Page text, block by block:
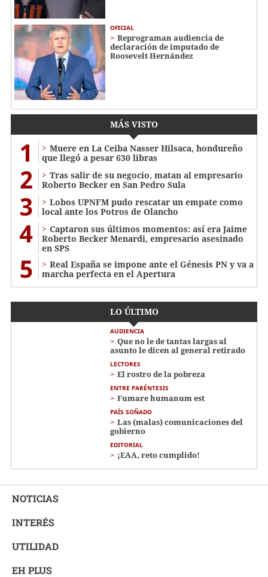
OFICIAL
Reprograman audiencia de
declaración de imputado de
Roosevelt Hernández
MÁS VISTO
1
Muere en La Ceiba Nasser Hilsaca, hondureño
que llegó a pesar 630 libras
2
Tras salir de su negocio, matan al empresario
Roberto Becker en San Pedro Sula
3
Lobos UPNFM pudo rescatar un empate como
local ante los Potros de Olancho
4
Captaron sus últimos momentos: así era Jaime
Roberto Becker Menardi​​​, empresario asesinado
en SPS
5
Real España se impone ante el Génesis PN y va a
marcha perfecta en el Apertura
LO ÚLTIMO
AUDIENCIA
Que no le de tantas largas al
asunto le dicen al general retirado
LECTORES
El rostro de la pobreza
ENTRE PARÉNTESIS
Fumare humanum est
PAÍS SOÑADO
Las (malas) comunicaciones del
gobierno
EDITORIAL
¡EAA, reto cumplido!
NOTICIAS
INTERÉS
UTILIDAD
EH PLUS